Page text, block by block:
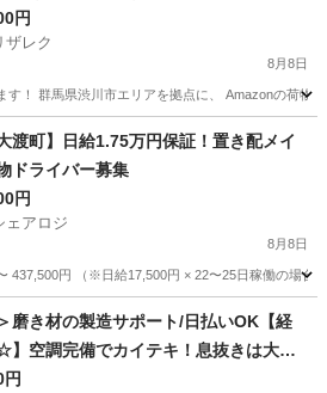
円
ザレク
8月8日
す！ 群馬県渋川市エリアを拠点に、 Amazonの荷
Amazon
渡町】日給1.75万円保証！置き配メイ
ドライバー募集
円
ェアロジ
8月8日
437,500円 （※日給17,500円 × 22〜25日稼働の場
置き配
磨き材の製造サポート/日払いOK【経
】空調完備でカイテキ！息抜きは大
あり☆